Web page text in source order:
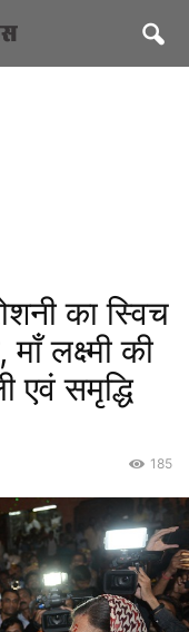
का स्विच
लक्ष्मी की
एवं समृद्धि
185